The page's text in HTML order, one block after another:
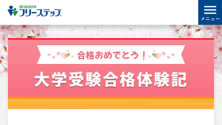
合格おめでとう！
大学受験合格体験記